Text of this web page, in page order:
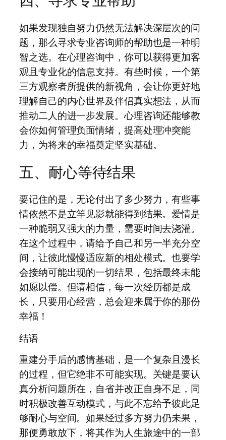
如果发现独自努力仍然无法解决深层次的问
题，那么寻求专业咨询师的帮助也是一种明
智之选。在心理咨询中，你可以获得更加客
观且专业化的信息支持。有些时候，一个第
三方观察者所提供的新视角，会让你更好地
理解自己的内心世界及伴侣真实想法，从而
推动二人的进一步发展。心理咨询还能够教
会你如何管理负面情绪，提高处理冲突能
力，为将来的幸福奠定坚实基础。
五、耐心等待结果
要记住的是，无论付出了多少努力，有些事
情依然不是立竿见影就能得到结果。爱情是
一种脆弱又强大的力量，需要时间去浇灌。
在这个过程中，请给予自己和另一半充分空
间，让彼此慢慢适应新的相处模式。也要学
会接纳可能出现的一切结果，包括最终未能
如愿以偿。但请相信，每一次经历都是成
长，只要用心经营，总会迎来属于你的那份
幸福！
结语
重建分手后的感情基础，是一个复杂且漫长
的过程，但它绝非不可能实现。关键是要认
真分析问题所在，自省并改正自身不足，同
时积极改善互动模式，与此不忘给予彼此足
够耐心与空间。如果经过多方努力仍未果，
那便勇敢放下，将其作为人生旅途中的一部